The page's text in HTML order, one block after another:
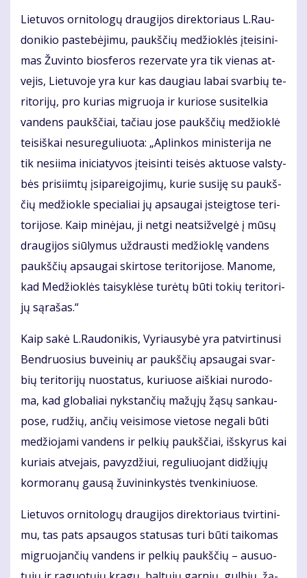
Lie­tu­vos or­ni­to­lo­gų drau­gi­jos di­rek­to­riaus L.Rau­
do­ni­kio pa­ste­bė­ji­mu, paukš­čių me­džiok­lės įtei­si­ni­
mas Žu­vin­to bios­fe­ros re­zer­va­te yra tik vie­nas at­
ve­jis, Lie­tu­vo­je yra kur kas dau­giau la­bai svar­bių te­
ri­to­ri­jų, pro ku­rias mig­ruo­ja ir ku­rio­se su­si­tel­kia
van­dens paukš­čiai, ta­čiau jo­se paukš­čių me­džiok­lė
tei­siš­kai ne­su­re­gu­liuo­ta: „Ap­lin­kos mi­nis­te­ri­ja ne
tik ne­si­i­ma ini­cia­ty­vos įtei­sin­ti tei­sės ak­tuo­se vals­ty­
bės pri­si­im­tų įsi­pa­rei­go­ji­mų, ku­rie su­si­ję su paukš­
čių me­džiok­le spe­cia­liai jų ap­sau­gai įsteig­to­se te­ri­
to­ri­jo­se. Kaip mi­nė­jau, ji net­gi neat­si­žvel­gė į mū­sų
drau­gi­jos siū­ly­mus už­draus­ti me­džiok­lę van­dens
paukš­čių ap­sau­gai skir­to­se te­ri­to­ri­jo­se. Ma­no­me,
kad Me­džiok­lės tai­syk­lė­se tu­rė­tų bū­ti to­kių te­ri­to­ri­
jų są­ra­šas.“
Kaip sa­kė L.Rau­do­ni­kis, Vy­riau­sy­bė yra pa­tvir­ti­nu­si
Ben­druo­sius bu­vei­nių ar paukš­čių ap­sau­gai svar­
bių te­ri­to­ri­jų nuo­sta­tus, ku­riuo­se aiš­kiai nu­ro­do­
ma, kad glo­ba­liai nyks­tan­čių ma­žų­jų žą­sų san­kau­
po­se, ru­džių, an­čių vei­si­mo­se vie­to­se ne­ga­li bū­ti
me­džio­ja­mi van­dens ir pel­kių paukš­čiai, iš­sky­rus kai
ku­riais at­ve­jais, pa­vyz­džiui, re­gu­liuo­jant di­džių­jų
kor­mo­ra­nų gau­są žu­vi­nin­kys­tės tven­ki­niuo­se.
Lie­tu­vos or­ni­to­lo­gų drau­gi­jos di­rek­to­riaus tvir­ti­ni­
mu, tas pats ap­sau­gos sta­tu­sas tu­ri bū­ti tai­ko­mas
mig­ruo­jan­čių van­dens ir pel­kių paukš­čių – au­suo­